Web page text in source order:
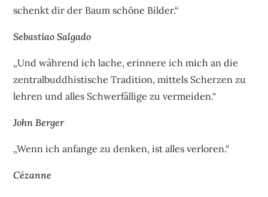
schenkt dir der Baum schöne Bilder.“
Sebastiao Salgado
„Und während ich lache, erinnere ich mich an die
zentralbuddhistische Tradition, mittels Scherzen zu
lehren und alles Schwerfällige zu vermeiden.“
John Berger
„Wenn ich anfange zu denken, ist alles verloren.“
Cézanne